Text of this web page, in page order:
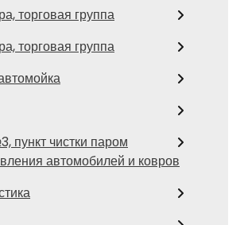
торговая группа
торговая группа
пункт чистки паром
автомобилей и ковров